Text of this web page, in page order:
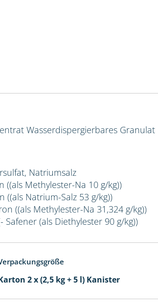
Wasserdispergierbares Granulat
Natriumsalz
((als Methylester-Na 10 g/kg))
((als Natrium-Salz 53 g/kg))
((als Methylester-Na 31,324 g/kg))
Safener (als Diethylester 90 g/kg))
2 x (2,5 kg + 5 l) Kanister